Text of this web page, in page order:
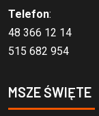
Telefon:
48 366 12 14
515 682 954
MSZE ŚWIĘTE